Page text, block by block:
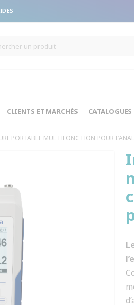
CLIENTS ET MARCHÉS CATALOGUES
PORTABLE MULTIFONCTION POUR